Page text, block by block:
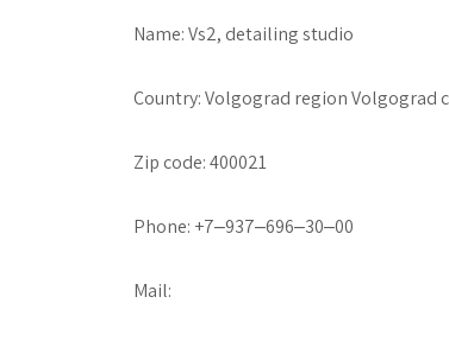
Name: Vs2, detailing studio
Country: Volgograd region Volgograd
Zip code: 400021
Phone: +7‒937‒696‒30‒00
Mail: